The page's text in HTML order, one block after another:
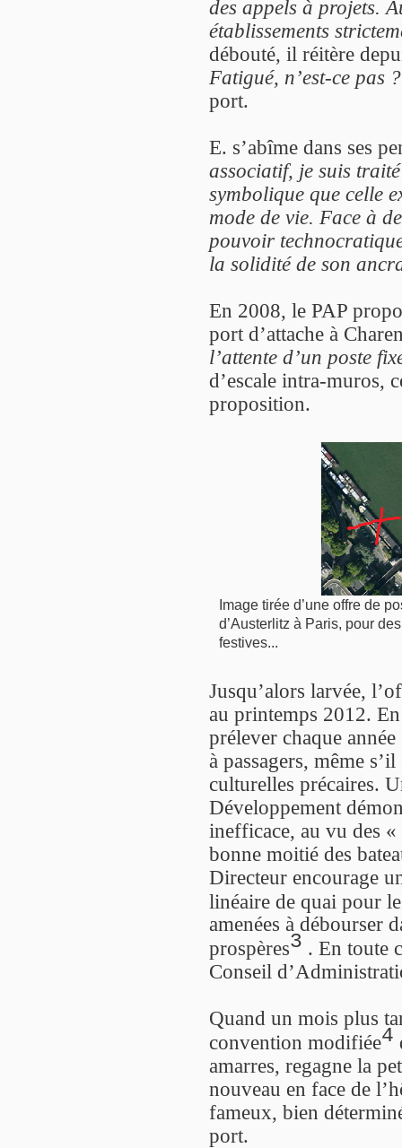
des appels à projets.
établissements
débouté, il réitère
Fatigué, n’est-ce pas ?
port.
E. s’abîme dans ses
associatif, je suis
symbolique que celle
mode de vie. Face à
pouvoir
la solidité de son
En 2008, le PAP
port d’attache à
l’attente d’un poste
d’escale intra-muros,
proposition.
Image tirée d’une offre de
d’Austerlitz à Paris, pour
festives...
Jusqu’alors larvée,
au printemps 2012.
prélever chaque
à passagers, même
culturelles précaires.
Développement
inefficace, au vu des «
bonne moitié des
Directeur encourage
linéaire de quai pour
amenées à débourser
prospères3 . En toute
Conseil
Quand un mois plus
convention modifiée4
amarres, regagne la
nouveau en face de
fameux, bien
port.